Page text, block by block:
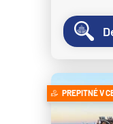
PREPITNÉ V